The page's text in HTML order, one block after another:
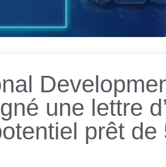
une lettre
prêt de